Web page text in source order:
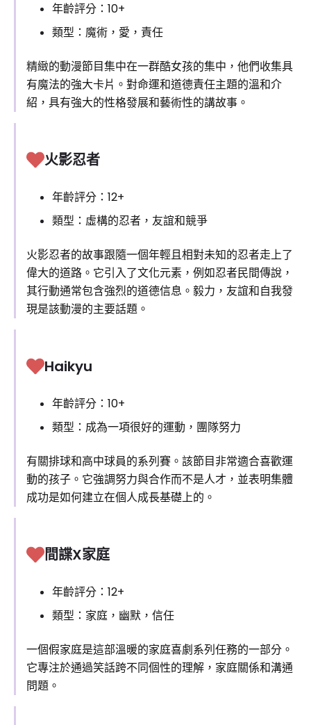
年齡評分：10+
類型：魔術，愛，責任
精緻的動漫節目集中在一群酷女孩的集中，他們收集具
有魔法的強大卡片。對命運和道德責任主題的溫和介
紹，具有強大的性格發展和藝術性的講故事。
火影忍者
年齡評分：12+
類型：虛構的忍者，友誼和競爭
火影忍者的故事跟隨一個年輕且相對未知的忍者走上了
偉大的道路。它引入了文化元素，例如忍者民間傳說，
其行動通常包含強烈的道德信息。毅力，友誼和自我發
現是該動漫的主要話題。
Haikyu
年齡評分：10+
類型：成為一項很好的運動，團隊努力
有關排球和高中球員的系列賽。該節目非常適合喜歡運
動的孩子。它強調努力與合作而不是人才，並表明集體
成功是如何建立在個人成長基礎上的。
間諜X家庭
年齡評分：12+
類型：家庭，幽默，信任
一個假家庭是這部溫暖的家庭喜劇系列任務的一部分。
它專注於通過笑話跨不同個性的理解，家庭關係和溝通
問題。